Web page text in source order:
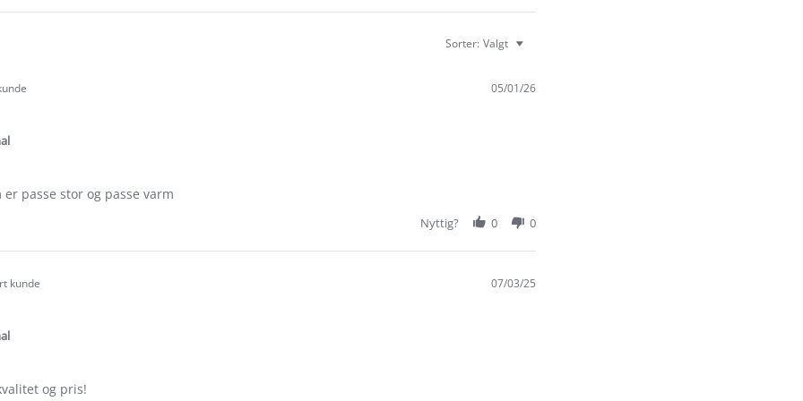
Sorter: Valgt
05/01/26
er passe stor og passe varm
Nyttig? 0 0
kunde 07/03/25
og pris!